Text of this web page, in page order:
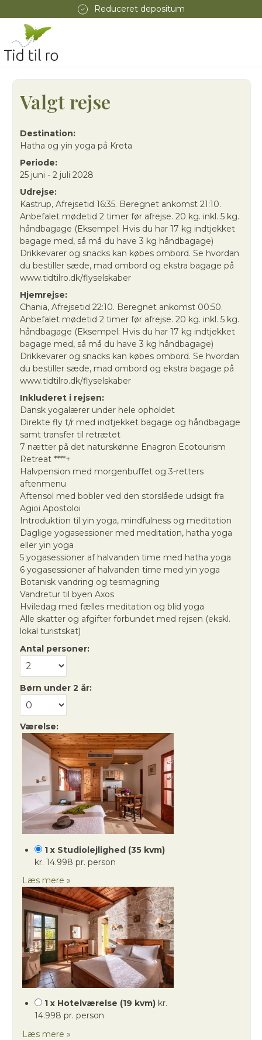
Reduceret depositum
Valgt rejse
Destination:
Hatha og yin yoga på Kreta
Periode:
25 juni - 2 juli 2028
Udrejse:
Kastrup, Afrejsetid 16:35. Beregnet ankomst 21:10.
Anbefalet mødetid 2 timer før afrejse. 20 kg. inkl. 5 kg.
håndbagage (Eksempel: Hvis du har 17 kg indtjekket
bagage med, så må du have 3 kg håndbagage)
Drikkevarer og snacks kan købes ombord. Se hvordan
du bestiller sæde, mad ombord og ekstra bagage på
www.tidtilro.dk/flyselskaber
Hjemrejse:
Chania, Afrejsetid 22:10. Beregnet ankomst 00:50.
Anbefalet mødetid 2 timer før afrejse. 20 kg. inkl. 5 kg.
håndbagage (Eksempel: Hvis du har 17 kg indtjekket
bagage med, så må du have 3 kg håndbagage)
Drikkevarer og snacks kan købes ombord. Se hvordan
du bestiller sæde, mad ombord og ekstra bagage på
www.tidtilro.dk/flyselskaber
Inkluderet i rejsen:
Dansk yogalærer under hele opholdet
Direkte fly t/r med indtjekket bagage og håndbagage
samt transfer til retrætet
7 nætter på det naturskønne Enagron Ecotourism
Retreat ****+
Halvpension med morgenbuffet og 3-retters
aftenmenu
Aftensol med bobler ved den storslåede udsigt fra
Agioi Apostoloi
Introduktion til yin yoga, mindfulness og meditation
Daglige yogasessioner med meditation, hatha yoga
eller yin yoga
5 yogasessioner af halvanden time med hatha yoga
6 yogasessioner af halvanden time med yin yoga
Botanisk vandring og tesmagning
Vandretur til byen Axos
Hviledag med fælles meditation og blid yoga
Alle skatter og afgifter forbundet med rejsen (ekskl.
lokal turistskat)
Antal personer:
Børn under 2 år:
Værelse:
1 x Studiolejlighed (35 kvm)
kr. 14.998 pr. person
Læs mere »
1 x Hotelværelse (19 kvm) kr.
14.998 pr. person
Læs mere »